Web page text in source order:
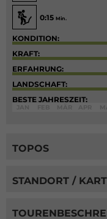
0:15 Min.
KONDITION:
KRAFT:
ERFAHRUNG:
LANDSCHAFT:
BESTE JAHRESZEIT:
TOPOS
STANDORT /